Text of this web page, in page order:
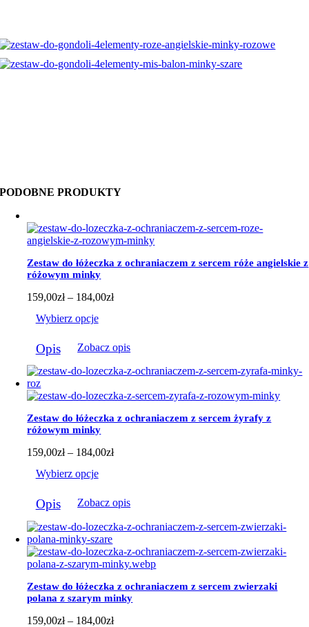
PODOBNE PRODUKTY
Zestaw do łóżeczka z ochraniaczem z sercem róże angielskie z
różowym minky
159,00zł – 184,00złZakres
do
Wybierz opcje
produkt
ma
wiele
wariantów.
Opcje
można
wybrać
na
stronie
Opis Zobacz opis
Zestaw do łóżeczka z ochraniaczem z sercem żyrafy z
różowym minky
159,00zł – 184,00złZakres
do
Wybierz opcje
produkt
ma
wiele
wariantów.
Opcje
można
wybrać
na
stronie
produktu
Opis Zobacz opis
Zestaw do łóżeczka z ochraniaczem z sercem zwierzaki
polana z szarym minky
159,00zł – 184,00złZakres